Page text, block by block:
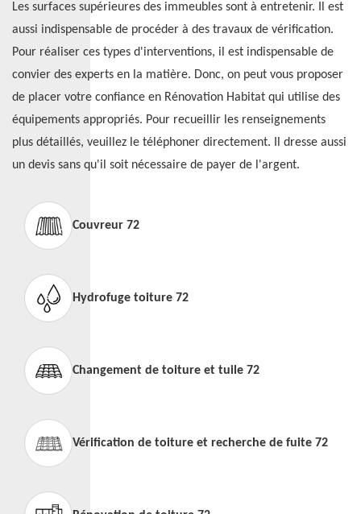
Les surfaces supérieures des immeubles sont à entretenir. Il est
aussi indispensable de procéder à des travaux de vérification.
Pour réaliser ces types d'interventions, il est indispensable de
convier des experts en la matière. Donc, on peut vous proposer
de placer votre confiance en Rénovation Habitat qui utilise des
équipements appropriés. Pour recueillir les renseignements
plus détaillés, veuillez le téléphoner directement. Il dresse aussi
un devis sans qu'il soit nécessaire de payer de l'argent.
Couvreur 72
Hydrofuge toiture 72
Changement de toiture et tuile 72
Vérification de toiture et recherche de fuite 72